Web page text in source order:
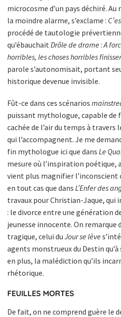
microcosme d’un pays déchiré.
la moindre alarme, s’exclame :
procédé de tautologie
qu’ébauchaitDrôle de drame :A
horribles, les choses horribles
parole s’autonomisait, portant
historique devenue invisible.
Fût-ce dans ces scénarios
puissant mythologue, capable de
cachée de l’air du temps à travers
qui l’accompagnent. Je me
fin mythologue ici que dans Le
mesure où l’inspiration poétique,
vient plus magnifier l’inconscient
en tout cas que dans L’Enfer des
travaux pour Christian-Jaque, qui
: le divorce entre une génération
jeunesse innocente. On remarque
tragique, celui du Jour se lève
agents monstrueux du Destin
en plus, la malédiction qu’ils
rhétorique.
FEUILLES MORTES
De fait, on ne comprend guère le